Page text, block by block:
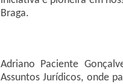
Braga.
Adriano Paciente
Assuntos Jurídicos, onde